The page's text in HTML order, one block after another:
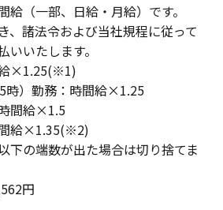
給（一部、日給・月給）です。
、諸法令および当社規程に従って
いたします。
給×1.25(※1)
時）勤務：時間給×1.25
間給×1.5
間給×1.35(※2)
下の端数が出た場合は切り捨てま
円